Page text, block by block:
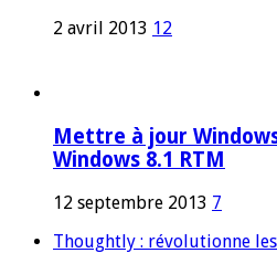
2 avril 2013 12
Mettre à jour
Windows 8.1 RTM
12 septembre 2013 7
Thoughtly : révolutionne